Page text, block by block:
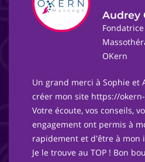
Audrey
OKern
Un grand merci à Sophie et
créer mon site https://
Votre écoute, vos conseils,
engagement ont permis à
rapidement et d'être à mon
Je le trouve au TOP ! Bon